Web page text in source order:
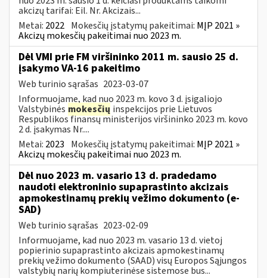
akcizų tarifai: Eil. Nr. Akcizais...
Metai: 2022 Mokesčių įstatymų pakeitimai: MĮP 2021 »
Akcizų mokesčių pakeitimai nuo 2023 m.
Dėl VMI prie FM viršininko 2011 m. sausio 25 d.
įsakymo VA-16 pakeitimo
Web turinio sąrašas 2023-03-07
Informuojame, kad nuo 2023 m. kovo 3 d. įsigaliojo
Valstybinės mokesčių inspekcijos prie Lietuvos
Respublikos finansų ministerijos viršininko 2023 m. kovo
2 d. įsakymas Nr....
Metai: 2023 Mokesčių įstatymų pakeitimai: MĮP 2021 »
Akcizų mokesčių pakeitimai nuo 2023 m.
Dėl nuo 2023 m. vasario 13 d. pradedamo
naudoti elektroninio supaprastinto akcizais
apmokestinamų prekių vežimo dokumento (e-
SAD)
Web turinio sąrašas 2023-02-09
Informuojame, kad nuo 2023 m. vasario 13 d. vietoj
popierinio supaprastinto akcizais apmokestinamų
prekių vežimo dokumento (SAAD) visų Europos Sąjungos
valstybių narių kompiuterinėse sistemose bus...